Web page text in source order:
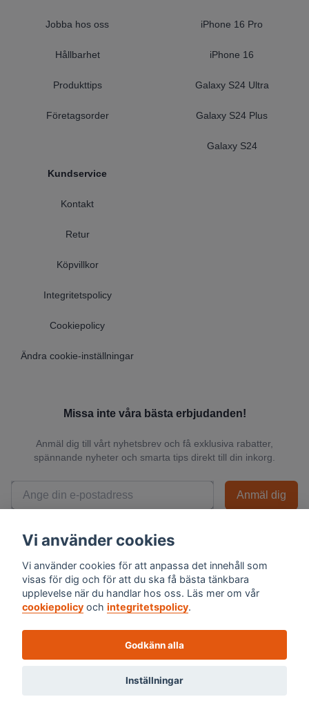
Jobba hos oss
Hållbarhet
Produkttips
Företagsorder
Kundservice
Kontakt
Retur
Köpvillkor
Integritetspolicy
Cookiepolicy
Ändra cookie-inställningar
iPhone 16 Pro
iPhone 16
Galaxy S24 Ultra
Galaxy S24 Plus
Galaxy S24
Missa inte våra bästa erbjudanden!
Anmäl dig till vårt nyhetsbrev och få exklusiva rabatter,
spännande nyheter och smarta tips direkt till din inkorg.
Anmäl dig
prenumerationen.
© 2026 Skalexperten Sverige AB - Org.nr 559494-1576
Vi använder cookies
Vi använder cookies för att anpassa det innehåll som
visas för dig och för att du ska få bästa tänkbara
upplevelse när du handlar hos oss. Läs mer om vår
cookiepolicy och integritetspolicy.
Godkänn alla
Inställningar